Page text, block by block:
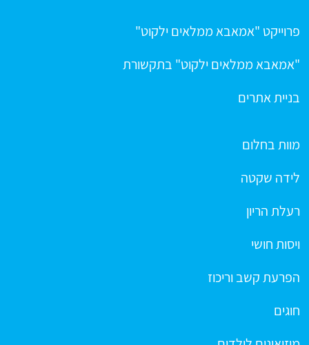
פרוייקט "אמאבא ממלאים ילקוט"
"אמאבא ממלאים ילקוט" בתקשורת
בניית אתרים
מוות בחלום
לידה שקטה
רעלת הריון
ויסות חושי
הפרעת קשב וריכוז
חוגים